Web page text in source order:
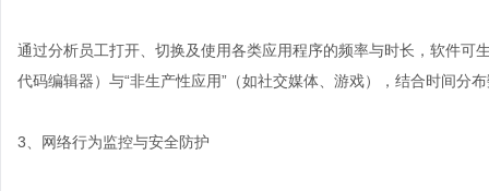
通过分析员工打开、切换及使用各类应用程序的频率与时长，软件可
代码编辑器）与“非生产性应用”（如社交媒体、游戏），结合时间分
3、网络行为监控与安全防护